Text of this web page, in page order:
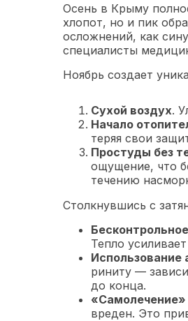
Осень в Крыму
хлопот, но и пик
осложнений, как
специалисты
Ноябрь создает
Сухой воздух.
Начало
теряя свои
Простуды без
ощущение, что
течению
Столкнувшись с
Тепло
Использование
риниту —
до конца.
вреден. Это